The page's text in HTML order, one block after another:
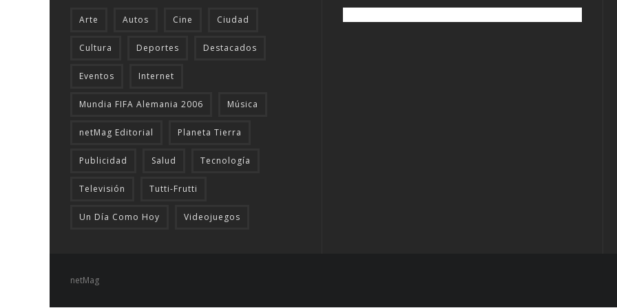
Arte Autos Cine Ciudad
Cultura Deportes Destacados
Eventos Internet
Mundia FIFA Alemania 2006 Música
netMag Editorial Planeta Tierra
Publicidad Salud Tecnologí­a
Televisión Tutti-Frutti
Un Día Como Hoy Videojuegos
netMag